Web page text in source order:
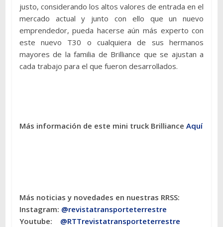
justo, considerando los altos valores de entrada en el
mercado actual y junto con ello que un nuevo
emprendedor, pueda hacerse aún más experto con
este nuevo T30 o cualquiera de sus hermanos
mayores de la familia de Brilliance que se ajustan a
cada trabajo para el que fueron desarrollados.
Más información de este mini truck Brilliance Aquí
Más noticias y novedades en nuestras RRSS:
Instagram: @revistatransporteterrestre
Youtube: @RTTrevistatransporteterrestre